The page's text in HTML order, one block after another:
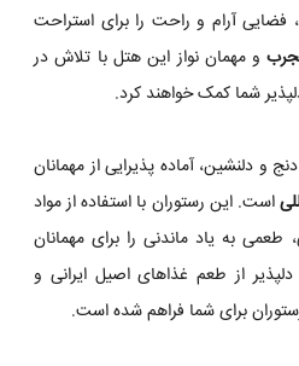
فضایی آرام و راحت را برای استراحت
و مهمان نواز این هتل با تلاش در
شما کمک خواهند کرد.
و دلنشین، آماده پذیرایی از مهمانان
است. این رستوران با استفاده از مواد
به یاد ماندنی را برای مهمانان
از طعم غذاهای اصیل ایرانی و
برای شما فراهم شده است.